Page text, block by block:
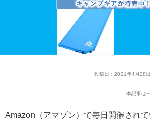
投稿日：2021年4月28
本記事は
Amazon（アマゾン）で毎日開催され